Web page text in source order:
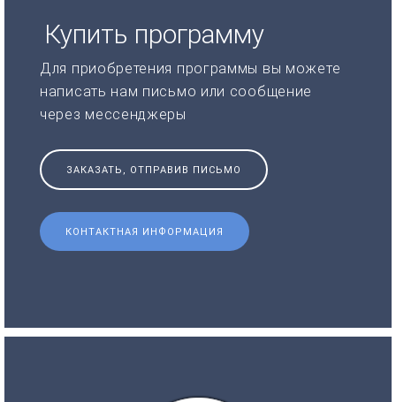
Купить программу
Для приобретения программы вы можете
написать нам письмо или сообщение
через мессенджеры
ЗАКАЗАТЬ, ОТПРАВИВ ПИСЬМО
КОНТАКТНАЯ ИНФОРМАЦИЯ